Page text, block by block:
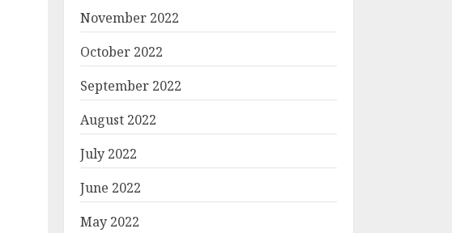
November 2022
October 2022
September 2022
August 2022
July 2022
June 2022
May 2022